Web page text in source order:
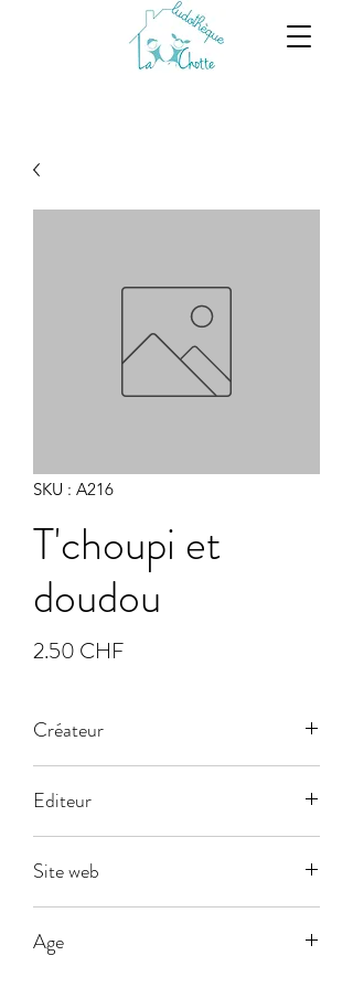
SKU : A216
T'choupi et
doudou
2.50 CHFPrix
Créateur
Editeur
Site web
Age